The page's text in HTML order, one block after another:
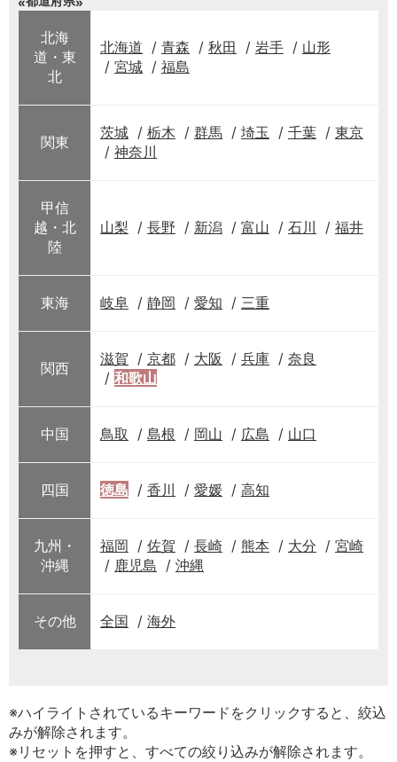
北海
道・東
北
北海道 青森 秋田 岩手
山形
宮城
福島
関東
茨城 栃木 群馬 埼玉 千葉
東京
神奈川
甲信
越・北
陸
山梨 長野 新潟 富山 石川 福井
東海 岐阜 静岡 愛知 三重
関西
滋賀 京都 大阪 兵庫
奈良
和歌山
中国 鳥取 島根 岡山 広島 山口
四国 徳島 香川 愛媛 高知
九州・
沖縄
福岡 佐賀 長崎 熊本 大分
宮崎
鹿児島
沖縄
その他 全国 海外
※ハイライトされているキーワードをクリックすると、絞込
みが解除されます。
※リセットを押すと、すべての絞り込みが解除されます。